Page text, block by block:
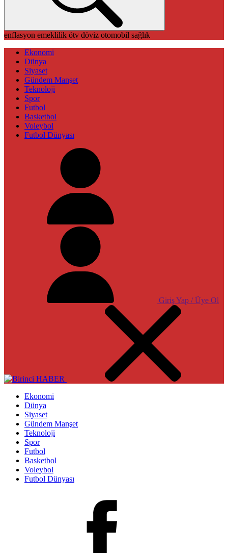
enflasyon emeklilik ötv döviz otomobil sağlık
Ekonomi
Dünya
Siyaset
Gündem Manşet
Teknoloji
Spor
Futbol
Basketbol
Voleybol
Futbol Dünyası
Giriş Yap / Üye Ol
Ekonomi
Dünya
Siyaset
Gündem Manşet
Teknoloji
Spor
Futbol
Basketbol
Voleybol
Futbol Dünyası